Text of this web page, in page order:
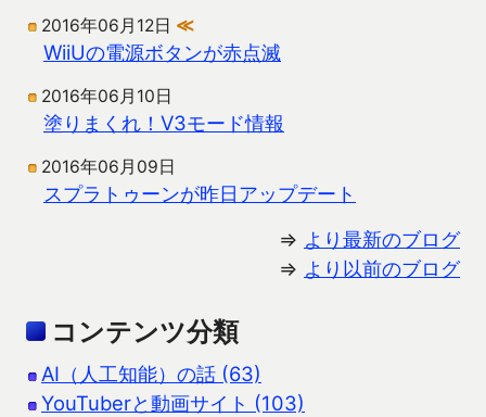
2016年06月12日 ≪
WiiUの電源ボタンが赤点滅
2016年06月10日
塗りまくれ！V3モード情報
2016年06月09日
スプラトゥーンが昨日アップデート
⇒ より最新のブログ
⇒ より以前のブログ
コンテンツ分類
AI（人工知能）の話 (63)
YouTuberと動画サイト (103)